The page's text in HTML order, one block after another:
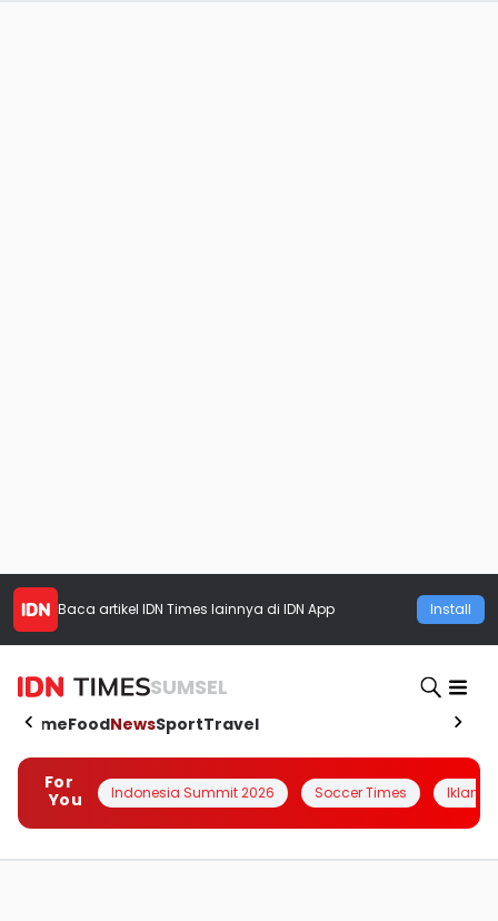
Baca artikel IDN Times lainnya di IDN App Install
SUMSEL
HomeFoodNewsSportTravel
For
You
Indonesia Summit 2026 Soccer Times Iklanin